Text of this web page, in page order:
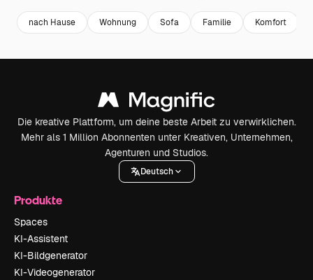
nach Hause Wohnung Sofa Familie Komfort
Die kreative Plattform, um deine beste Arbeit zu verwirklichen.
Mehr als 1 Million Abonnenten unter Kreativen, Unternehmen,
Agenturen und Studios.
Deutsch
Produkte
Spaces
KI-Assistent
KI-Bildgenerator
KI-Videogenerator